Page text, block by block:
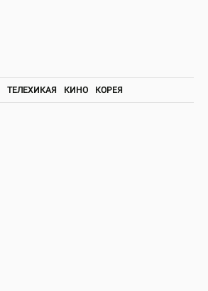
ТЕЛЕХИКАЯ КИНО КОРЕЯ